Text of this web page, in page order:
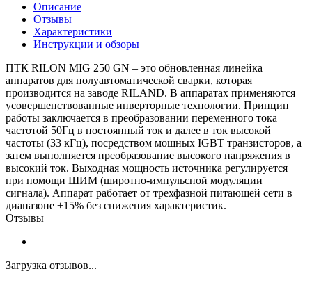
Описание
Отзывы
Характеристики
Инструкции и обзоры
ПТК RILON MIG 250 GN – это обновленная линейка
аппаратов для полуавтоматической сварки, которая
производится на заводе RILAND. В аппаратах применяются
усовершенствованные инверторные технологии. Принцип
работы заключается в преобразовании переменного тока
частотой 50Гц в постоянный ток и далее в ток высокой
частоты (33 кГц), посредством мощных IGBT транзисторов, а
затем выполняется преобразование высокого напряжения в
высокий ток. Выходная мощность источника регулируется
при помощи ШИМ (широтно-импульсной модуляции
сигнала). Аппарат работает от трехфазной питающей сети в
диапазоне ±15% без снижения характеристик.
Отзывы
Загрузка отзывов...